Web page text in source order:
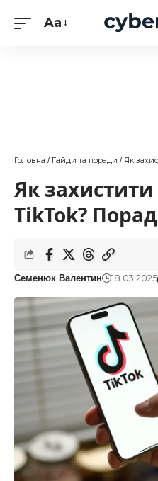
Aa
Головна / Гайди та поради / Як
Як
TikTok?
Семенюк Валентин 18.03.2025